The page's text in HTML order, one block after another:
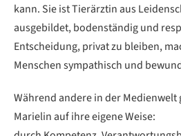
kann. Sie ist Tierärztin aus
ausgebildet, bodenständig und
Entscheidung, privat zu bleiben,
Menschen sympathisch und
Während andere in der Medienwelt
Marielin auf ihre eigene Weise: